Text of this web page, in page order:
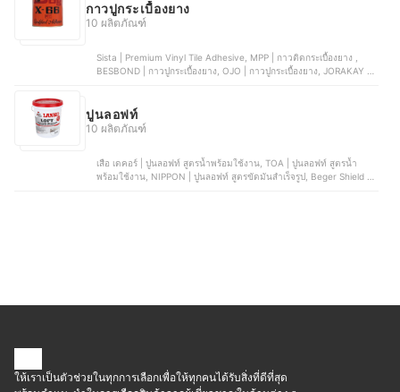
กาวปูกระเบื้องยาง
10 ผลิตภัณฑ์
Sista | Premium Vinyl Tile Adhesive, MPP | กาวติดกระเบื้องยาง ,
BESBOND | กาวปูกระเบื้องยาง, OJO | กาวปูกระเบื้องยาง, JORAKAY |
ปูนลอฟท์
10 ผลิตภัณฑ์
เสือ เดคอร์ | ปูนลอฟท์ สูตรน้ำพร้อมใช้งาน, TOA | ปูนลอฟท์ สูตรน้ำ
พร้อมใช้งาน, NIPPON | ปูนลอฟท์ สูตรขัดมันสำเร็จรูป, Beger Shield |
ให้เราเป็นตัวช่วยในทุกการเลือกเพื่อให้ทุกคนได้รับสิ่งที่ดีที่สุด